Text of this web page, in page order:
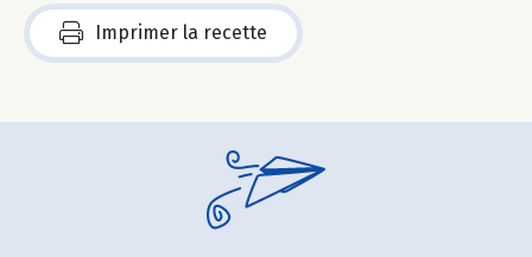
Imprimer la recette